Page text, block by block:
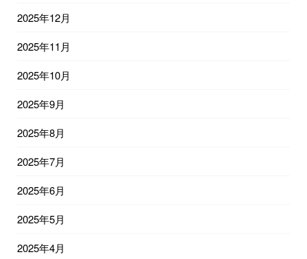
2025年12月
2025年11月
2025年10月
2025年9月
2025年8月
2025年7月
2025年6月
2025年5月
2025年4月